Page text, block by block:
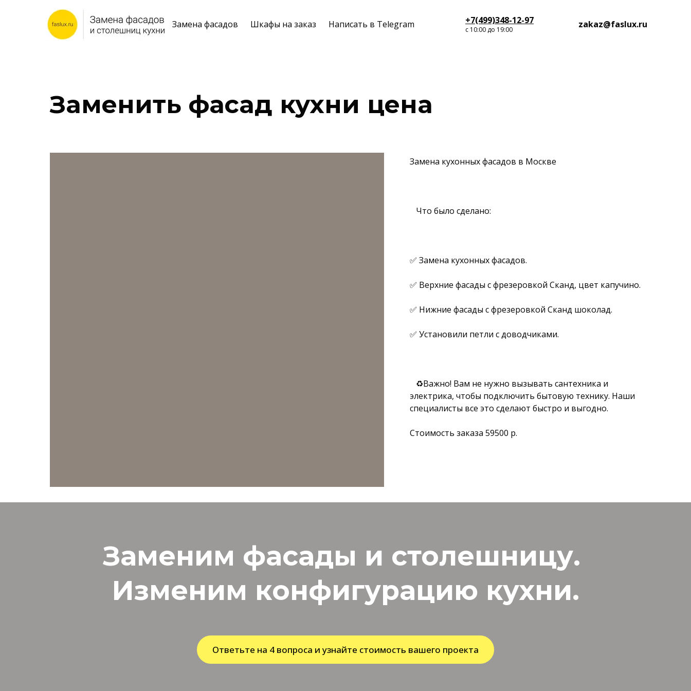
Замена фасадов Шкафы на заказ Написать в Telegram +7(499)348-12-97
с 10:00 до 19:00 zakaz@faslux.ru
Заменить фасад кухни цена
Замена кухонных фасадов в Москве
⠀Что было сделано:
✅ Замена кухонных фасадов.
✅ Верхние фасады с фрезеровкой Сканд, цвет капучино.
✅ Нижние фасады с фрезеровкой Сканд шоколад.
✅ Установили петли с доводчиками.
⠀♻️Важно! Вам не нужно вызывать сантехника и
электрика, чтобы подключить бытовую технику. Наши
специалисты все это сделают быстро и выгодно.
Стоимость заказа 59500 р.
Заменим фасады и столешницу.
Изменим конфигурацию кухни.
Ответьте на 4 вопроса и узнайте стоимость вашего проекта